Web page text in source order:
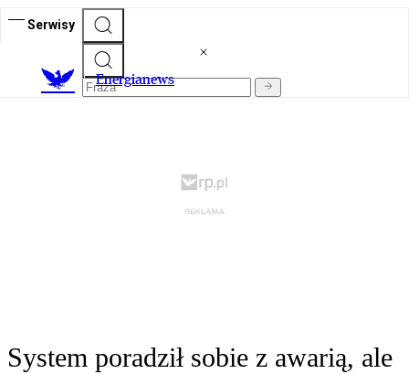
Serwisy
Energianews
System poradził sobie z awarią, ale